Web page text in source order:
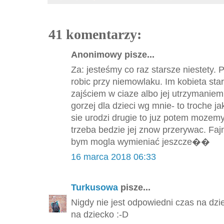
41 komentarzy:
Anonimowy pisze...
Za: jesteśmy co raz starsze niestety.
robic przy niemowlaku. Im kobieta
zajściem w ciaze albo jej
gorzej dla dzieci wg mnie- to troche
sie urodzi drugie to juz potem
trzeba bedzie jej znow przerywac.
bym mogla wymieniać jeszcze��
16 marca 2018 06:33
Turkusowa pisze...
Nigdy nie jest odpowiedni czas na
na dziecko :-D